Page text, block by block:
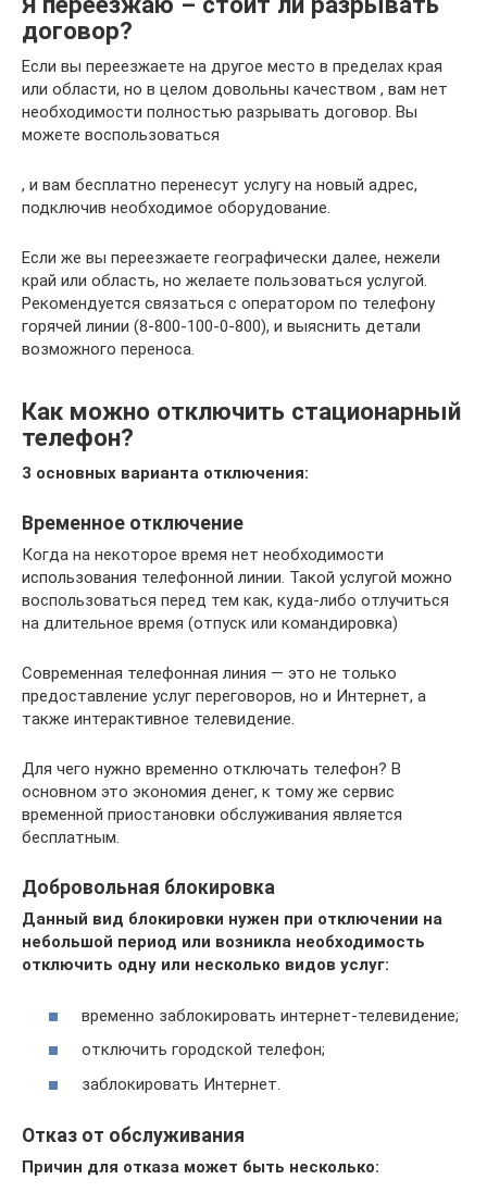
договор?
Если вы переезжаете на другое место в пределах края
или области, но в целом довольны качеством , вам нет
необходимости полностью разрывать договор. Вы
можете воспользоваться
, и вам бесплатно перенесут услугу на новый адрес,
подключив необходимое оборудование.
Если же вы переезжаете географически далее, нежели
край или область, но желаете пользоваться услугой.
Рекомендуется связаться с оператором по телефону
горячей линии (8-800-100-0-800), и выяснить детали
возможного переноса.
Как можно отключить стационарный
телефон?
3 основных варианта отключения:
Временное отключение
Когда на некоторое время нет необходимости
использования телефонной линии. Такой услугой можно
воспользоваться перед тем как, куда-либо отлучиться
на длительное время (отпуск или командировка)
Современная телефонная линия — это не только
предоставление услуг переговоров, но и Интернет, а
также интерактивное телевидение.
Для чего нужно временно отключать телефон? В
основном это экономия денег, к тому же сервис
временной приостановки обслуживания является
бесплатным.
Добровольная блокировка
Данный вид блокировки нужен при отключении на
небольшой период или возникла необходимость
отключить одну или несколько видов услуг:
временно заблокировать интернет-телевидение;
отключить городской телефон;
заблокировать Интернет.
Отказ от обслуживания
Причин для отказа может быть несколько: